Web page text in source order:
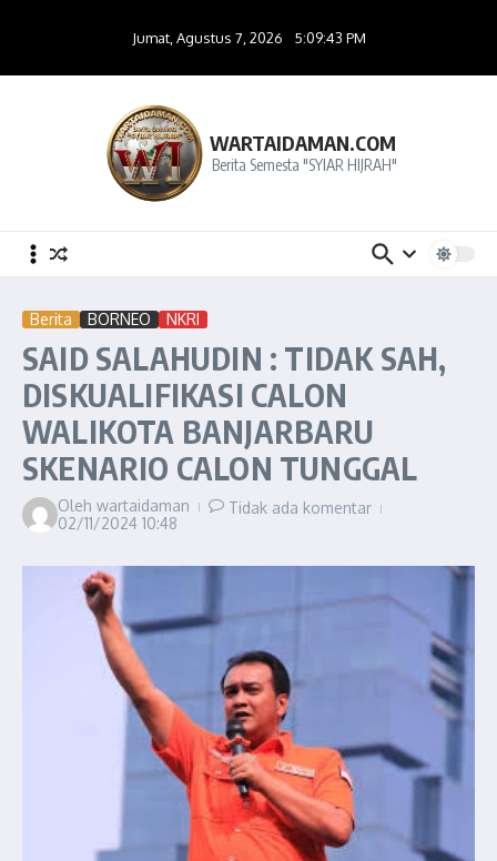
Jumat, Agustus 7, 2026 5:09:43 PM
WARTAIDAMAN.COM
Berita Semesta "SYIAR HIJRAH"
Berita BORNEO NKRI
SAID SALAHUDIN : TIDAK SAH,
DISKUALIFIKASI CALON
WALIKOTA BANJARBARU
SKENARIO CALON TUNGGAL
Oleh wartaidaman
Tidak ada komentar
02/11/2024 10:48